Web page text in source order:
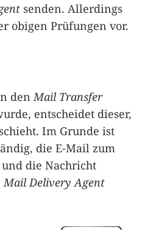
senden. Allerdings
obigen Prüfungen vor.
denMail Transfer
entscheidet dieser,
Im Grunde ist
die E-Mail zum
die Nachricht
Mail Delivery Agent